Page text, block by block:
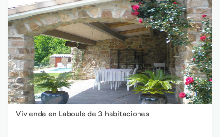
Vivienda en Laboule de 3 habitaciones